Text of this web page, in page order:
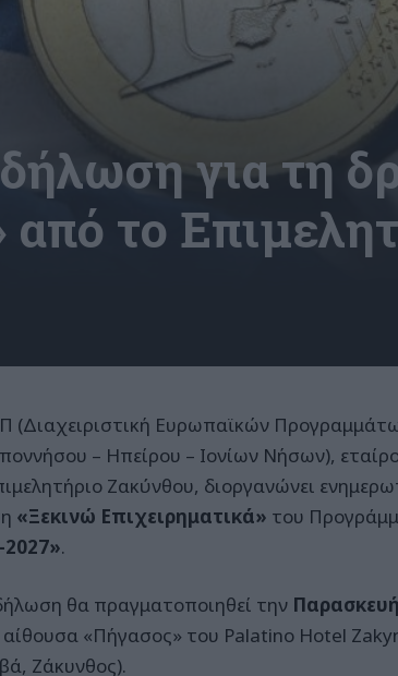
για τη
από το
(Διαχειριστική Ευρωπαϊκών
– Ηπείρου – Ιονίων Νήσων),
Ζακύνθου, διοργανώνει
«Ξεκινώ Επιχειρηματικά» του
2027».
θα πραγματοποιηθεί την
«Πήγασος» του Palatino Hotel
Ζάκυνθος).